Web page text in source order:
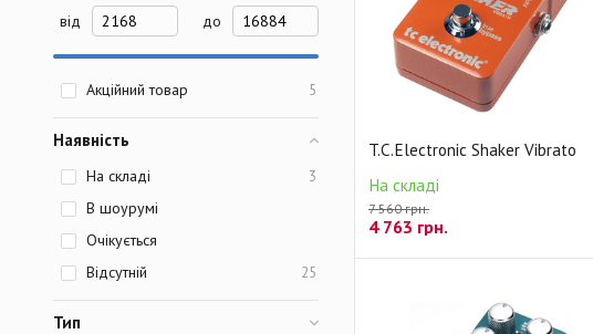
T.C.Electronic Shaker Vibrato
На складі
7 560 грн.
4 763 грн.
від до
Акційний товар 5
Наявність
На складі 3
В шоурумі
Очікується
Відсутній
25
Тип